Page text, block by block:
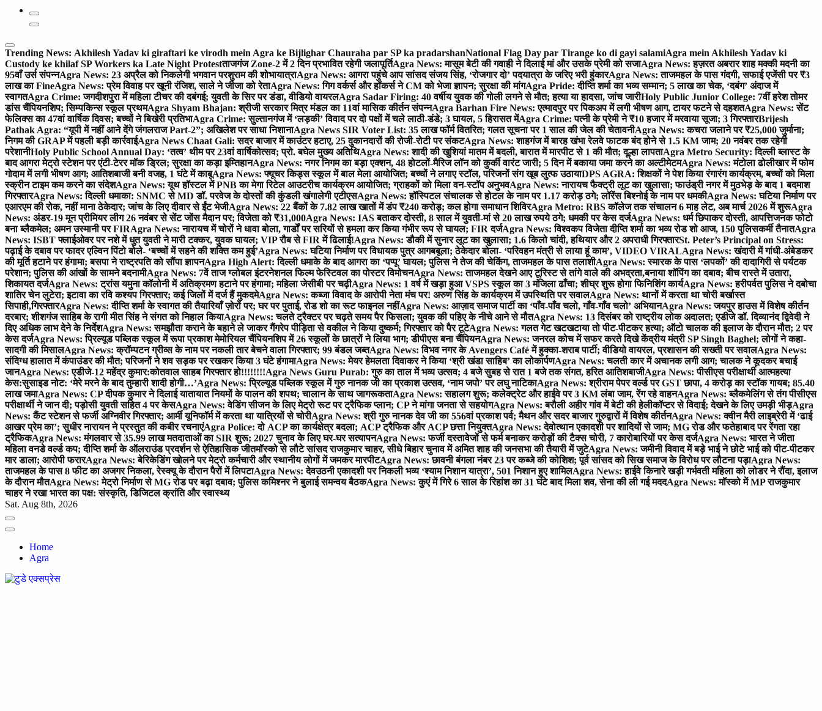
Trending News: Akhilesh Yadav ki giraftari ke virodh mein Agra ke Bijlighar Chauraha par SP ka pradarshanNational Flag Day par Tirange ko di gayi salamiAgra mein Akhilesh Yadav ki
Custody ke khilaf SP Workers ka Late Night Protestताजगंज Zone-2 में 2 दिन प्रभावित रहेगी जलापूर्तिAgra News: मासूम बेटी की गवाही ने दिलाई मां और उसके प्रेमी को सजाAgra News: हज़रत अबरार शाह मक्की मदनी का
95वाँ उर्स संपन्नAgra News: 23 अप्रैल को निकलेगी भगवान परशुराम की शोभायात्राAgra News: आगरा पहुंचे आप सांसद संजय सिंह, ‘रोजगार दो’ पदयात्रा के जरिए भरी हुंकारAgra News: ताजमहल के पास गंदगी, सफाई एजेंसी पर ₹3
लाख का FineAgra News: प्रेम विवाह पर खूनी रंजिश, साले ने जीजा को रेताAgra News: गिग वर्कर्स और हॉकर्स ने CM को भेजा ज्ञापन; सुरक्षा की मांगAgra Pride: दीप्ति शर्मा का भव्य सम्मान; 5 लाख का चेक, ‘दबंग’ अंदाज में
स्वागतAgra Crime: जगदीशपुरा में महिला टीचर की दबंगई; युवती के सिर पर डंडा, वीडियो वायरलAgra Sadar Firing: 40 वर्षीय युवक की गोली लगने से मौत; हत्या या हादसा, जांच जारीHoly Public Junior College: 7वीं हरेश तोमर
डांस चैंपियनशिप; सिम्पकिन्स स्कूल प्रथमAgra Shyam Bhajan: श्रीजी सरकार मित्र मंडल का 11वां मासिक कीर्तन संपन्नAgra Barhan Fire News: एत्मादपुर पर पिकअप में लगी भीषण आग, टायर फटने से दहशतAgra News: सेंट
फेलिक्स का 47वां वार्षिक दिवस; बच्चों ने बिखेरी प्रतिभाAgra Crime: सुल्तानगंज में ‘लड़की’ विवाद पर दो पक्षों में चले लाठी-डंडे; 3 घायल, 5 हिरासत मेंAgra Crime: पत्नी के प्रेमी ने ₹10 हजार में मरवाया सूजा; 3 गिरफ्तारBrijesh
Pathak Agra: “यूपी में नहीं आने देंगे जंगलराज Part-2”; अखिलेश पर साधा निशानाAgra News SIR Voter List: 35 लाख फॉर्म वितरित; गलत सूचना पर 1 साल की जेल की चेतावनीAgra News: कचरा जलाने पर ₹25,000 जुर्माना;
निगम की GRAP में पहली बड़ी कार्रवाईAgra News Chaat Gali: सदर बाजार में काउंटर हटाए, 25 दुकानदारों की रोजी-रोटी पर संकटAgra News: शाहगंज में बारह खंभा रेलवे फाटक बंद होने से 1.5 KM जाम; 20 नवंबर तक रहेगी
परेशानीHoly Public School Annual Day: ‘तत्व’ थीम पर 23वां वार्षिकोत्सव; प्रो. बघेल मुख्य अतिथिAgra News: शादी की खुशियां मातम में बदली, बारात में मारपीट से 1 की मौत; दूल्हा लापताAgra Metro Security: दिल्ली ब्लास्ट के
बाद आगरा मेट्रो स्टेशन पर एंटी-टेरर मॉक ड्रिल; सुरक्षा का कड़ा इम्तिहानAgra News: नगर निगम का बड़ा एक्शन, 48 होटलों-मैरिज लॉन को कुर्की वारंट जारी; 5 दिन में बकाया जमा करने का अल्टीमेटमAgra News: मंटोला ढोलीखार में फोम
गोदाम में लगी भीषण आग; आतिशबाजी बनी वजह, 1 घंटे में काबूAgra News: फ्यूचर किड्स स्कूल में बाल मेला आयोजित; बच्चों ने लगाए स्टॉल, परिजनों संग खूब लुत्फ उठायाDPS AGRA: शिक्षकों ने पेश किया रंगारंग कार्यक्रम, बच्चों को मिला
स्क्रीन टाइम कम करने का संदेशAgra News: यूथ हॉस्टल में PNB का मेगा रिटेल आउटरीच कार्यक्रम आयोजित; ग्राहकों को मिला वन-स्टॉप अनुभवAgra News: नारायच फैक्ट्री लूट का खुलासा; फाउंड्री नगर में मुठभेड़ के बाद 1 बदमाश
गिरफ्तारAgra News: दिल्ली धमाका: SNMC से MD डॉ. परवेज के दोस्तों की कुंडली खंगालेगी एटीएसAgra News: हॉस्पिटल संचालक से होटल के नाम पर 1.17 करोड़ ठगे; लॉरेंस बिश्नोई के नाम पर धमकीAgra News: घटिया निर्माण पर
एआरएम की रोक, नहीं माना ठेकेदार; जांच के लिए दीवार से ईंट भेजीAgra News: 22 बैंकों के 7.82 लाख खातों में डंप ₹240 करोड़; कल होगा समाधान शिविरAgra Metro: RBS कॉलेज तक संचालन 6 माह लेट, अब मार्च 2026 में शुरूAgra
News: अंडर-19 मून प्रीमियर लीग 26 नवंबर से सेंट जोंस मैदान पर; विजेता को ₹31,000Agra News: IAS बताकर दोस्ती, 8 साल में युवती-मां से 20 लाख रुपये ठगे; धमकी पर केस दर्जAgra News: धर्म छिपाकर दोस्ती, आपत्तिजनक फोटो
बना ब्लैकमेल; अमन उस्मानी पर FIRAgra News: नारायच में चोरों ने धावा बोला, गार्डों पर सरियों से हमला कर किया गंभीर रूप से घायल; FIR दर्जAgra News: विश्वकप विजेता दीप्ति शर्मा का भव्य रोड शो आज, 150 पुलिसकर्मी तैनातAgra
News: ISBT फ्लाईओवर पर नशे में धुत युवती ने मारी टक्कर, युवक घायल; VIP रौब से FIR में ढिलाई!Agra News: डौकी में सुनार लूट का खुलासा; 1.6 किलो चांदी, हथियार और 2 अपराधी गिरफ्तारSt. Peter’s Principal on Stress:
पढ़ाई के दबाव पर फादर एल्विन पिंटो बोले- ‘बच्चों में सहने की शक्ति कम हुई’Agra News: घटिया निर्माण पर विधायक पुत्र आगबबूला; ठेकेदार बोला- ‘परिवहन मंत्री से लाया हूं काम’, VIDEO VIRALAgra News: खंदारी में गांधी-अंबेडकर
की मूर्ति हटाने पर हंगामा; बसपा ने राष्ट्रपति को सौंपा ज्ञापनAgra High Alert: दिल्ली धमाके के बाद आगरा का ‘पप्पू’ घायल; पुलिस ने तेज की चेकिंग, ताजमहल के पास तलाशीAgra News: स्मारक के पास ‘लपकों’ की दादागिरी से पर्यटक
परेशान; पुलिस की आंखों के सामने बदनामीAgra News: 7वें ताज ग्लोबल इंटरनेशनल फिल्म फेस्टिवल का पोस्टर विमोचनAgra News: ताजमहल देखने आए टूरिस्ट से तांगे वाले की अभद्रता,बनाया शॉपिंग का दबाव; बीच रास्ते में उतारा,
शिकायत दर्जAgra News: ट्रांस यमुना कॉलोनी में अतिक्रमण हटाने पर हंगामा; महिला जेसीबी पर चढ़ीAgra News: 1 वर्ष में खड़ा हुआ VSPS स्कूल का 3 मंजिला ढाँचा; शीघ्र शुरू होगा फिनिशिंग कार्यAgra News: हरीपर्वत पुलिस ने दबोचा
शातिर चेन लुटेरा; इटावा का रवि कश्यप गिरफ्तार; कई जिलों में दर्ज हैं मुकदमेAgra News: कब्जा विवाद के आरोपी नेता मंच पर! अरुण सिंह के कार्यक्रम में उपस्थिति पर सवालAgra News: थानों में करता था चोरी बर्खास्त
सिपाही,गिरफ्तारAgra News: दीप्ति शर्मा के स्वागत की तैयारियाँ ज़ोरों पर; घर पर पुताई, रोड शो का रूट फाइनल नहींAgra News: आज़ाद समाज पार्टी का ‘पाँव-पाँव चलो, गाँव-गाँव चलो’ अभियानAgra News: जयपुर हाउस में विशेष कीर्तन
दरबार; शीशगंज साहिब के रागी मीत सिंह ने संगत को निहाल कियाAgra News: चलते ट्रैक्टर पर चढ़ते समय पैर फिसला; युवक की पहिए के नीचे आने से मौतAgra News: 13 दिसंबर को राष्ट्रीय लोक अदालत; एडीजे डॉ. दिव्यानंद द्विवेदी ने
दिए अधिक लाभ देने के निर्देशAgra News: समझौता कराने के बहाने ले जाकर गैंगरेप पीड़िता से वकील ने किया दुष्कर्म; गिरफ्तार को पैर टूटेAgra News: गलत गेट खटखटाया तो पीट-पीटकर हत्या; ऑटो चालक की इलाज के दौरान मौत; 2 पर
केस दर्जAgra News: प्रिल्यूड पब्लिक स्कूल में रूपा प्रकाश मेमोरियल चैंपियनशिप में 26 स्कूलों के छात्रों ने लिया भाग; डीपीएस बना चैंपियनAgra News: जनरल कोच में सफर करते दिखे केंद्रीय मंत्री SP Singh Baghel; लोगों ने कहा-
सादगी की मिसालAgra News: क्रॉम्पटन ग्रीव्स के नाम पर नकली तार बेचने वाला गिरफ्तार; 99 बंडल जब्तAgra News: विभव नगर के Avengers Café में हुक्का-शराब पार्टी; वीडियो वायरल, प्रशासन की सख्ती पर सवालAgra News:
संदिग्ध हालात में कंपाउंडर की मौत; परिजनों ने शव सड़क पर रखकर किया 3 घंटे हंगामाAgra News: मेयर हेमलता दिवाकर ने किया ‘श्री खंडा साहिब’ का लोकार्पणAgra News: चलती कार में अचानक लगी आग; चालक ने कूदकर बचाई
जानAgra News: एडीजे-12 महेंद्र कुमार:कोतवाल साहब गिरफ्तार हो!!!!!!!!Agra News Guru Purab: गुरु का ताल में भव्य उत्सव; 4 बजे सुबह से रात 1 बजे तक संगत, हरित आतिशबाजीAgra News: पीसीएस परीक्षार्थी आत्महत्या
केस:सुसाइड नोट: ‘मेरे मरने के बाद तुम्हारी शादी होगी…’Agra News: प्रिल्यूड पब्लिक स्कूल में गुरु नानक जी का प्रकाश उत्सव, ‘नाम जपो’ पर लघु नाटिकाAgra News: श्रीराम पेपर वर्ल्ड पर GST छापा, 4 करोड़ का स्टॉक गायब; 85.40
लाख जमाAgra News: CP दीपक कुमार ने दिलाई यातायात नियमों के पालन की शपथ; चालान के साथ जागरूकताAgra News: सहालग शुरू; कलेक्ट्रेट और हाईवे पर 3 KM लंबा जाम, रेंग रहे वाहनAgra News: ब्लैकमेलिंग से तंग पीसीएस
परीक्षार्थी ने जान दी; पड़ोसी युवती सहित 4 पर केसAgra News: वेडिंग सीजन के लिए मेट्रो रूट पर ट्रैफिक प्लान; CP ने मांगा जनता से सहयोगAgra News: बरौली अहीर गांव में बेटी की हेलीकॉप्टर से विदाई; देखने के लिए उमड़ी भीड़Agra
News: कैंट स्टेशन से फर्जी अग्निवीर गिरफ्तार; आर्मी यूनिफॉर्म में करता था यात्रियों से चोरीAgra News: श्री गुरु नानक देव जी का 556वां प्रकाश पर्व; मैथन और सदर बाजार गुरुद्वारों में विशेष कीर्तनAgra News: क्वीन मैरी लाइब्रेरी में ‘ढाई
आखर प्रेम का’; सुधीर नारायन ने प्रस्तुत की कबीर रचनाएंAgra Police: दो ACP का कार्यक्षेत्र बदला; ACP ट्रैफिक और ACP छत्ता नियुक्तAgra News: देवोत्थान एकादशी पर शादियों से जाम; MG रोड और फतेहाबाद पर रेंगता रहा
ट्रैफिकAgra News: मंगलवार से 35.99 लाख मतदाताओं का SIR शुरू; 2027 चुनाव के लिए घर-घर सत्यापनAgra News: फर्जी दस्तावेजों से फर्म बनाकर करोड़ों की टैक्स चोरी, 7 कारोबारियों पर केस दर्जAgra News: भारत ने जीता
महिला वनडे वर्ल्ड कप; दीप्ति शर्मा के ऑलराउंड प्रदर्शन से ऐतिहासिक जीतमॉस्को से लौटे सांसद राजकुमार चाहर, सीधे बिहार चुनाव में अमित शाह की जनसभा की तैयारी में जुटेAgra News: जमीनी विवाद में बड़े भाई ने छोटे भाई को पीट-पीटकर
मार डाला; आरोपी फरारAgra News: बेरिकेडिंग खोलने पर मेट्रो कर्मचारी और स्थानीय लोगों में जमकर मारपीटAgra News: छावनी बंगला नंबर 23 पर कब्जे की कोशिश; पूर्व सांसद को सिख समाज के विरोध पर लौटना पड़ाAgra News:
ताजमहल के पास 8 फीट का अजगर निकला, रेस्क्यू के दौरान पैरों में लिपटाAgra News: देवउठनी एकादशी पर निकली भव्य ‘श्याम निशान यात्रा’, 501 निशान हुए शामिलAgra News: हाईवे किनारे खड़ी गर्भवती महिला को लोडर ने रौंदा, इलाज
के दौरान मौतAgra News: मेट्रो निर्माण से MG रोड पर बढ़ा दबाव; पुलिस कमिश्नर ने बुलाई समन्वय बैठकAgra News: कुएं में गिरे 6 साल के रिहांश का 31 घंटे बाद मिला शव, सेना की ली गई मददAgra News: मॉस्को में MP राजकुमार
चाहर ने रखा भारत का पक्ष: संस्कृति, डिजिटल क्रांति और स्वास्थ्य
Sat. Aug 8th, 2026
Home
Agra